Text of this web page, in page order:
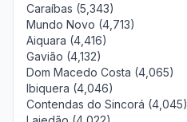
Caraíbas (5,343)
Mundo Novo (4,713)
Aiquara (4,416)
Gavião (4,132)
Dom Macedo Costa (4,065)
Ibiquera (4,046)
Contendas do Sincorá (4,045)